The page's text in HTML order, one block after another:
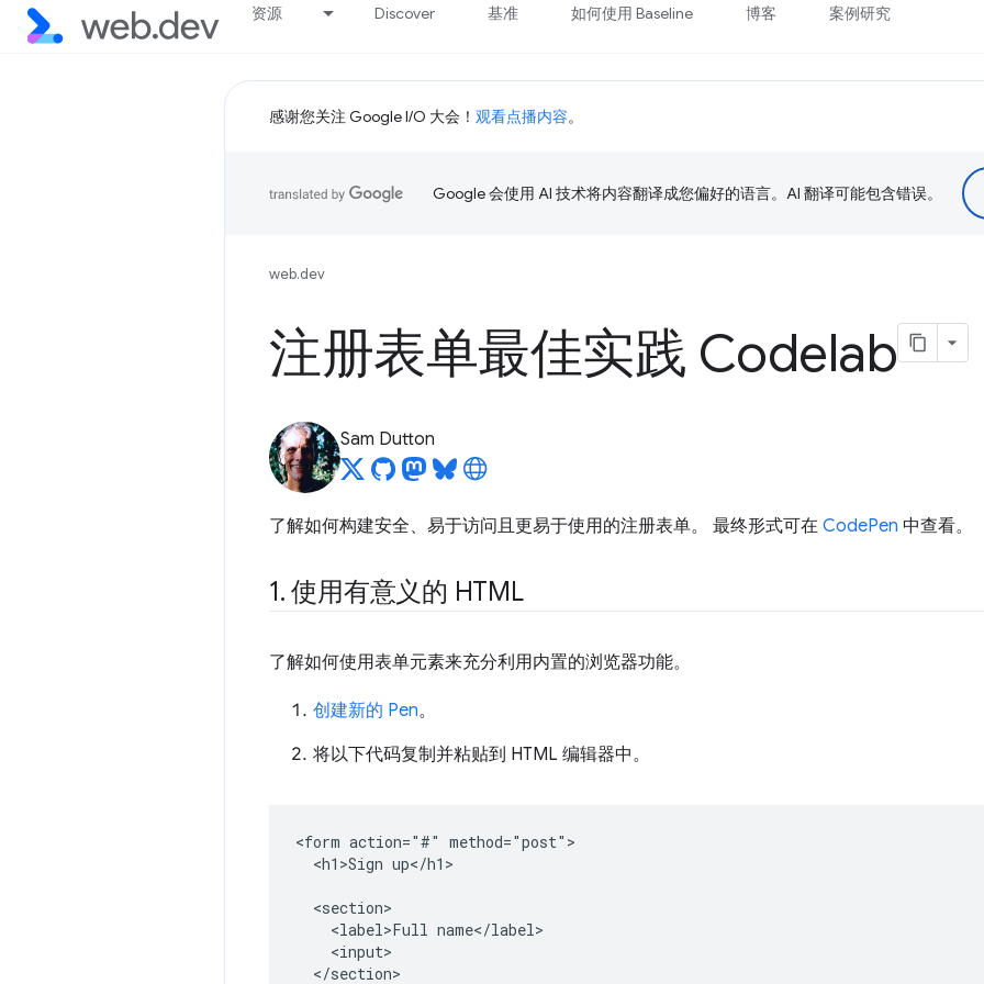
资源 Discover 基准 如何使用 Baseline 博客 案例研究
感谢您关注 Google I/O 大会！ 观看点播内容。
Google 会使用 AI 技术将内容翻译成您偏好的语言。AI 翻译可能包含错误。
web.dev
注册表单最佳实践 Codelab
Sam Dutton
了解如何构建安全、易于访问且更易于使用的注册表单。 最终形式可在 CodePen 中查看。
1. 使用有意义的 HTML
了解如何使用表单元素来充分利用内置的浏览器功能。
创建新的 Pen。
将以下代码复制并粘贴到 HTML 编辑器中。
<form action="#" method="post">
  <h1>Sign up</h1>
  <section>
    <label>Full name</label>
    <input>
  </section>